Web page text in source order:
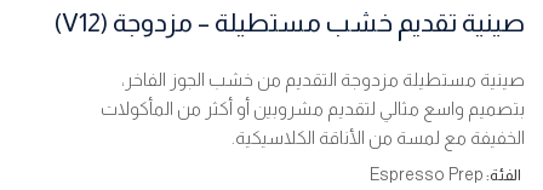
صينية تقديم خشب مستطيلة – مزدوجة (V12)
صينية مستطيلة مزدوجة التقديم من خشب الجوز الفاخر،
بتصميم واسع مثالي لتقديم مشروبين أو أكثر من المأكولات
الخفيفة مع لمسة من الأناقة الكلاسيكية.
الفئة: Espresso Prep